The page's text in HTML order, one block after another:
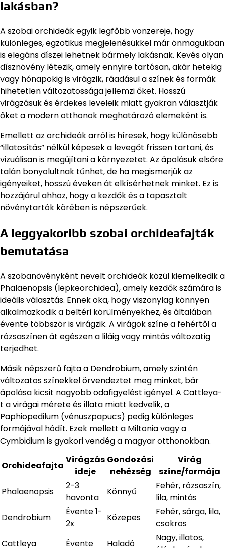
lakásban?
A szobai orchideák egyik legfőbb vonzereje, hogy
különleges, egzotikus megjelenésükkel már önmagukban
is elegáns díszei lehetnek bármely lakásnak. Kevés olyan
dísznövény létezik, amely ennyire tartósan, akár hetekig
vagy hónapokig is virágzik, ráadásul a színek és formák
hihetetlen változatossága jellemzi őket. Hosszú
virágzásuk és érdekes leveleik miatt gyakran választják
őket a modern otthonok meghatározó elemeként is.
Emellett az orchideák arról is híresek, hogy különösebb
“illatosítás” nélkül képesek a levegőt frissen tartani, és
vizuálisan is megújítani a környezetet. Az ápolásuk elsőre
talán bonyolultnak tűnhet, de ha megismerjük az
igényeiket, hosszú éveken át elkísérhetnek minket. Ez is
hozzájárul ahhoz, hogy a kezdők és a tapasztalt
növénytartók körében is népszerűek.
A leggyakoribb szobai orchideafajták
bemutatása
A szobanövényként nevelt orchideák közül kiemelkedik a
Phalaenopsis (lepkeorchidea), amely kezdők számára is
ideális választás. Ennek oka, hogy viszonylag könnyen
alkalmazkodik a beltéri körülményekhez, és általában
évente többször is virágzik. A virágok színe a fehértől a
rózsaszínen át egészen a liláig vagy mintás változatig
terjedhet.
Másik népszerű fajta a Dendrobium, amely szintén
változatos színekkel örvendeztet meg minket, bár
ápolása kicsit nagyobb odafigyelést igényel. A Cattleya-
t a virágai mérete és illata miatt kedvelik, a
Paphiopedilum (vénuszpapucs) pedig különleges
formájával hódít. Ezek mellett a Miltonia vagy a
Cymbidium is gyakori vendég a magyar otthonokban.
Orchideafajta
Virágzás
ideje
Gondozási
nehézség
Virág
színe/formája
Phalaenopsis
2-3
havonta
Könnyű
Fehér, rózsaszín,
lila, mintás
Dendrobium
Évente 1-
2x
Közepes
Fehér, sárga, lila,
csokros
Cattleya
Évente Haladó
Nagy, illatos,